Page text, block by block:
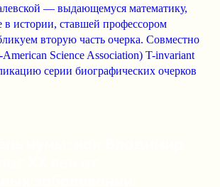
— выдающемуся математику,
истории, ставшей профессором
вторую часть очерка. Совместно
Science Association) T-invariant
серии биографических очерков